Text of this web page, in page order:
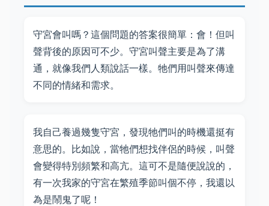
守宮會叫嗎？這個問題的答案很簡單：會！但叫
聲背後的原因可不少。守宮叫聲主要是為了溝
通，就像我們人類說話一樣。牠們用叫聲來傳達
不同的情緒和需求。
我自己養過幾隻守宮，發現牠們叫的時機還挺有
意思的。比如說，當牠們想找伴侶的時候，叫聲
會變得特別頻繁和高亢。這可不是隨便說說的，
有一次我家的守宮在繁殖季節叫個不停，我還以
為是鬧鬼了呢！